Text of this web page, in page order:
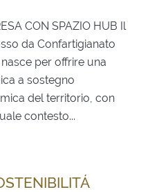
CON SPAZIO HUB Il
da Confartigianato
per offrire una
a sostegno
del territorio, con
contesto...